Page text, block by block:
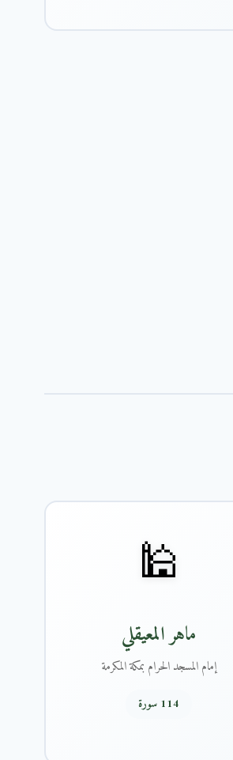
🕌
ماهر المعيقلي
إمام المسجد الحرام بمكة المكرمة
114 سورة